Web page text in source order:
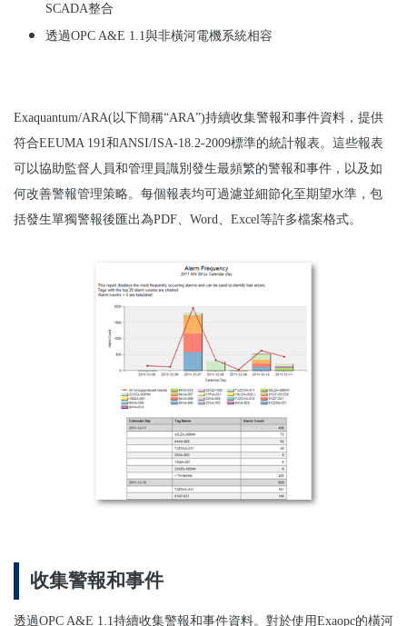
SCADA整合
透過OPC A&E 1.1與非橫河電機系統相容
Exaquantum/ARA(以下簡稱“ARA”)持續收集警報和事件資料，提供
符合EEUMA 191和ANSI/ISA-18.2-2009標準的統計報表。這些報表
可以協助監督人員和管理員識別發生最頻繁的警報和事件，以及如
何改善警報管理策略。每個報表均可過濾並細節化至期望水準，包
括發生單獨警報後匯出為PDF、Word、Excel等許多檔案格式。
收集警報和事件
透過OPC A&E 1.1持續收集警報和事件資料。對於使用Exaopc的橫河